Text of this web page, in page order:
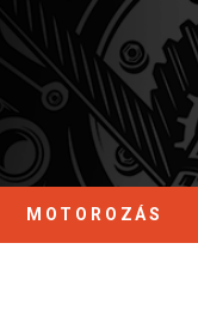
MOTOROZÁS